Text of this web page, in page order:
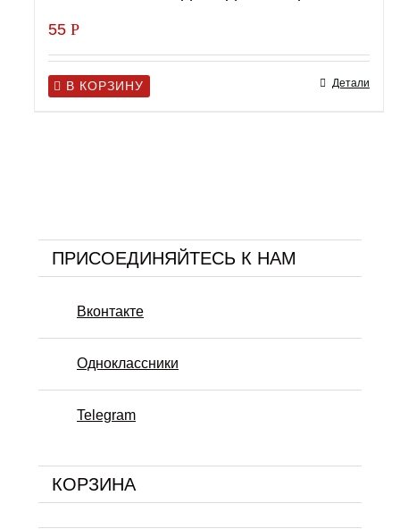
55 Р
В КОРЗИНУ Детали
ПРИСОЕДИНЯЙТЕСЬ К НАМ
Вконтакте
Одноклассники
Telegram
КОРЗИНА